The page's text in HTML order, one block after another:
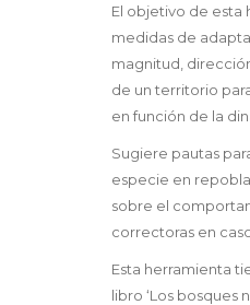
El objetivo de esta
medidas de
magnitud,
de un territorio
en función de la
Sugiere pautas
especie en
sobre el
correctoras en
Esta herramienta
libro ‘Los